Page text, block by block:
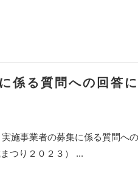
係る質問への回答
実施事業者の募集に係る質問
つり２０２３） ...